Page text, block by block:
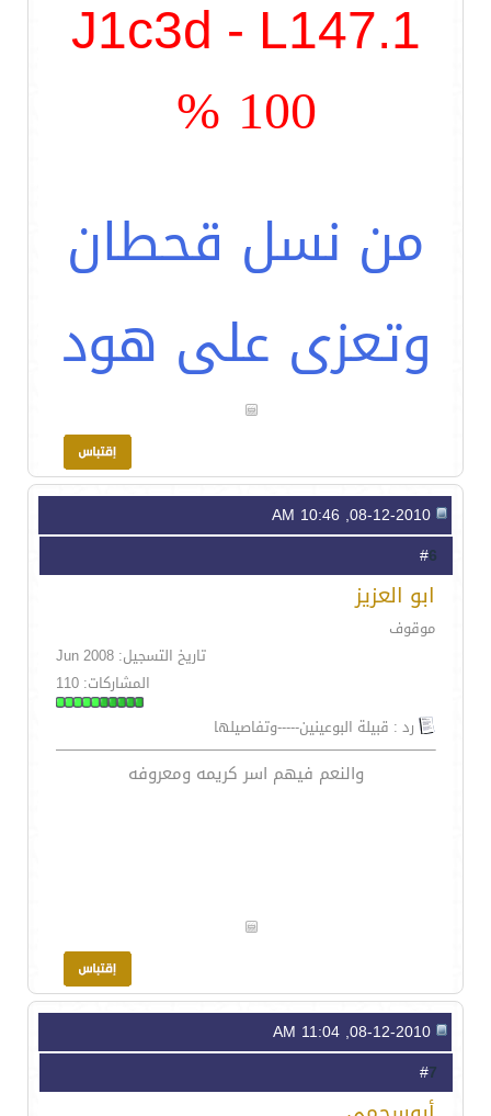
J1c3d - L147.1
100 %
من نسل قحطان
وتعزى على هود
6
ابو العزيز
موقوف
تاريخ التسجيل: Jun 2008
المشاركات: 110
رد : قبيلة البوعينين-----وتفاصيلها
والنعم فيهم اسر كريمه ومعروفه
7